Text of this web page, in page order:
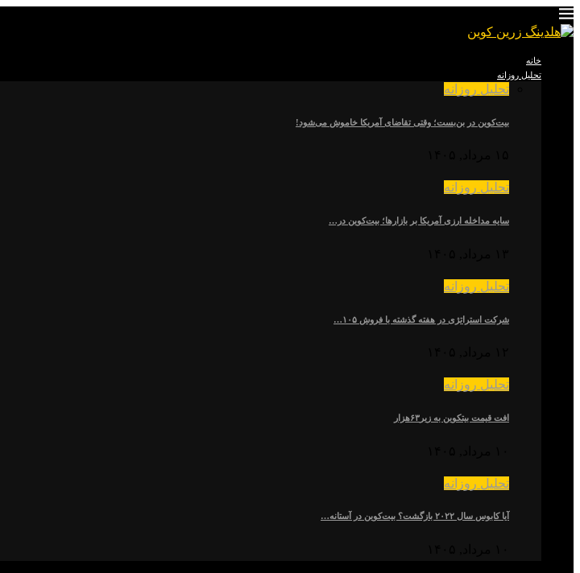
خانه
تحلیل روزانه
تحلیل روزانه
بیت‌کوین در بن‌بست؛ وقتی تقاضای آمریکا خاموش می‌شود!
تحلیل روزانه
سایه مداخله ارزی آمریکا بر بازارها؛ بیت‌کوین در…
تحلیل روزانه
شرکت استراتژی در هفته گذشته با فروش ۱۰۵…
تحلیل روزانه
افت قیمت بیتکوین به زیر۶۳هزار
تحلیل روزانه
آیا کابوس سال ۲۰۲۲ بازگشت؟ بیت‌کوین در آستانه…